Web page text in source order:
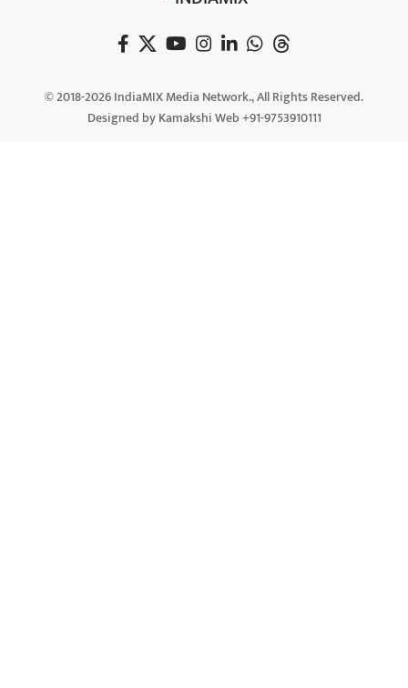
© 2018-2026 IndiaMIX Media Network., All Rights Reserved.
Designed by Kamakshi Web +91-9753910111